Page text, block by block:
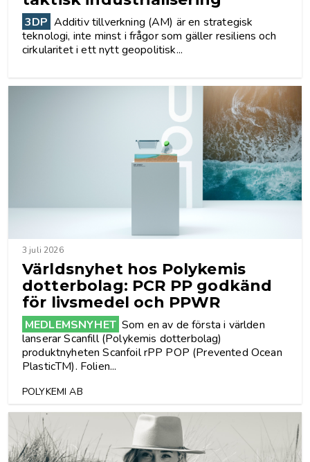
3DP Additiv tillverkning (AM) är en strategisk
teknologi, inte minst i frågor som gäller resiliens och
cirkularitet i ett nytt geopolitisk...
3 juli 2026
Världsnyhet hos Polykemis
dotterbolag: PCR PP godkänd
för livsmedel och PPWR
MEDLEMSNYHET Som en av de första i världen
lanserar Scanfill (Polykemis dotterbolag)
produktnyheten Scanfoil rPP POP (Prevented Ocean
PlasticTM). Folien...
POLYKEMI AB